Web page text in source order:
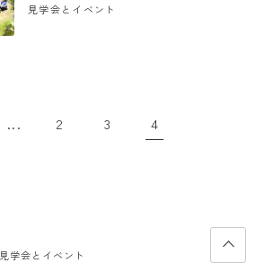
見学会とイベント
... 2 3 4
見学会とイベント